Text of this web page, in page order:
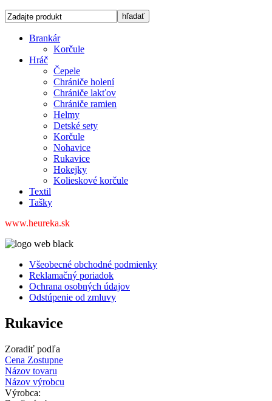
Brankár
Korčule
Hráč
Čepele
Chrániče holení
Chrániče lakťov
Chrániče ramien
Helmy
Detské sety
Korčule
Nohavice
Rukavice
Hokejky
Kolieskové korčule
Textil
Tašky
www.heureka.sk
Všeobecné obchodné podmienky
Reklamačný poriadok
Ochrana osobných údajov
Odstúpenie od zmluvy
Rukavice
Zoradiť podľa
Cena Zostupne
Názov tovaru
Názov výrobcu
Výrobca: